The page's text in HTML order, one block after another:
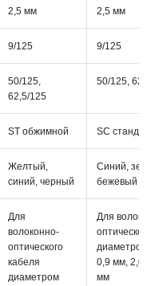
2,5 мм 2,5 мм
9/125 9/125
50/125,
62,5/125
50/125,
ST обжимной SC
Желтый,
синий, черный
Синий,
бежевый
Для
волоконно-
оптического
кабеля
диаметром
Для
диаметром
0,9 мм, 2,0
мм